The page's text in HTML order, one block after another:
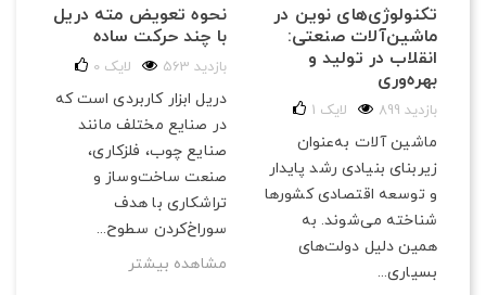
نحوه تعویض مته دریل
با چند حرکت ساده
563 بازدید 0 لایک
دریل ابزار کاربردی است که
در صنایع مختلف مانند
صنایع چوب، فلزکاری،
صنعت ساخت‌وساز و
تراشکاری با هدف
سوراخ‌کردن سطوح...
مشاهده بیشتر
تکنولوژی‌های نوین در
ماشین‌آلات صنعتی:
انقلاب در تولید و
بهره‌وری
899 بازدید 1 لایک
ماشین آلات به‌عنوان
زیربنای بنیادی رشد پایدار
و توسعه اقتصادی کشورها
شناخته می‌شوند. به
همین دلیل دولت‌های
بسیاری...